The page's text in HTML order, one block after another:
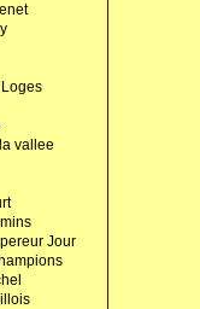
vallee
Jour